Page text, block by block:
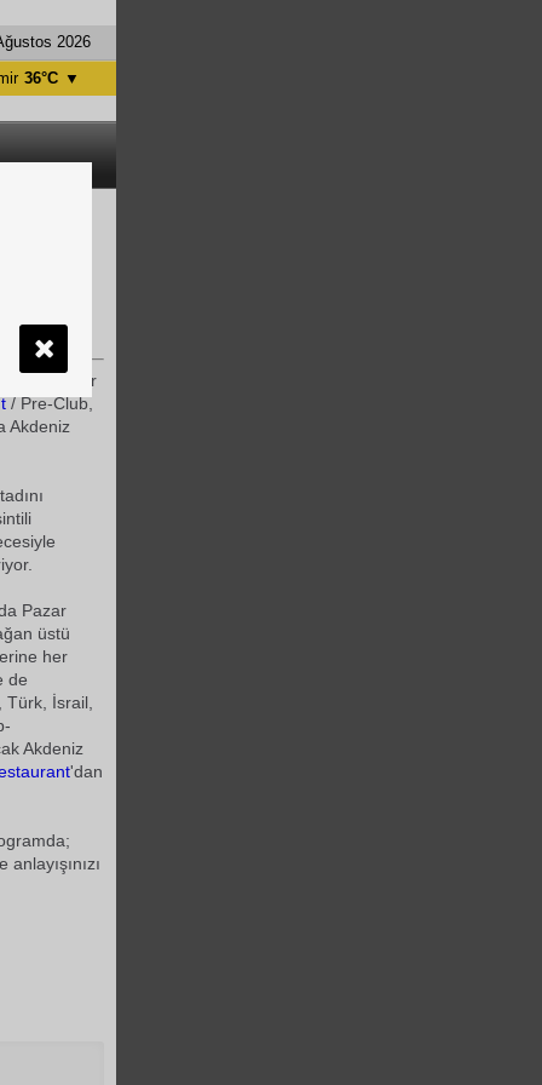
2026
36°C ▼
yer
/ Pre-Club,
Akdeniz
Pazar
üstü
her
de
İsrail,
Akdeniz
'dan